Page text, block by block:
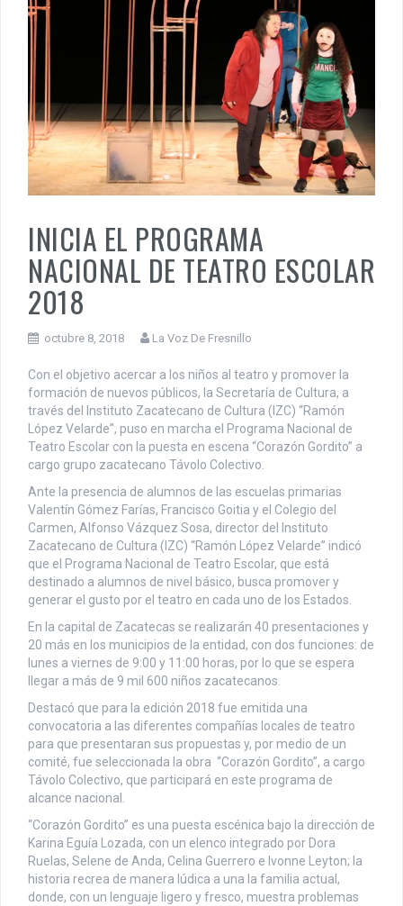
INICIA EL PROGRAMA
NACIONAL DE TEATRO ESCOLAR
2018
octubre 8, 2018 La Voz De Fresnillo
Con el objetivo acercar a los niños al teatro y promover la
formación de nuevos públicos, la Secretaría de Cultura, a
través del Instituto Zacatecano de Cultura (IZC) “Ramón
López Velarde”, puso en marcha el Programa Nacional de
Teatro Escolar con la puesta en escena “Corazón Gordito” a
cargo grupo zacatecano Távolo Colectivo.
Ante la presencia de alumnos de las escuelas primarias
Valentín Gómez Farías, Francisco Goitia y el Colegio del
Carmen, Alfonso Vázquez Sosa, director del Instituto
Zacatecano de Cultura (IZC) “Ramón López Velarde” indicó
que el Programa Nacional de Teatro Escolar, que está
destinado a alumnos de nivel básico, busca promover y
generar el gusto por el teatro en cada uno de los Estados.
En la capital de Zacatecas se realizarán 40 presentaciones y
20 más en los municipios de la entidad, con dos funciones: de
lunes a viernes de 9:00 y 11:00 horas, por lo que se espera
llegar a más de 9 mil 600 niños zacatecanos.
Destacó que para la edición 2018 fue emitida una
convocatoria a las diferentes compañías locales de teatro
para que presentaran sus propuestas y, por medio de un
comité, fue seleccionada la obra “Corazón Gordito”, a cargo
Távolo Colectivo, que participará en este programa de
alcance nacional.
“Corazón Gordito” es una puesta escénica bajo la dirección de
Karina Eguía Lozada, con un elenco integrado por Dora
Ruelas, Selene de Anda, Celina Guerrero e Ivonne Leyton; la
historia recrea de manera lúdica a una la familia actual,
donde, con un lenguaje ligero y fresco, muestra problemas